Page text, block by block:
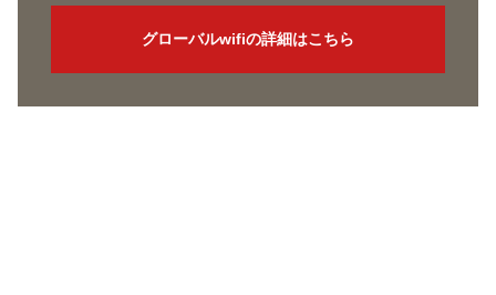
グローバルwifiの詳細はこちら